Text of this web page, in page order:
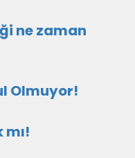
ne zaman
Olmuyor!
mı!